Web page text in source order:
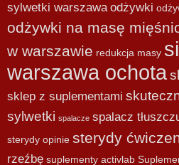
sylwetki warszawa odżywki
odżywki na masę
w warszawie redukcja masy
warszawa ochota
sklep z suplementami
sylwetki spalacze spalacz
sterydy opinie sterydy
rzeźbę suplementy activlab